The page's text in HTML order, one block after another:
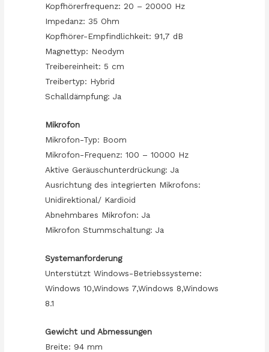
Kopfhörerfrequenz: 20 – 20000 Hz
Impedanz: 35 Ohm
Kopfhörer-Empfindlichkeit: 91,7 dB
Magnettyp: Neodym
Treibereinheit: 5 cm
Treibertyp: Hybrid
Schalldämpfung: Ja
Mikrofon
Mikrofon-Typ: Boom
Mikrofon-Frequenz: 100 – 10000 Hz
Aktive Geräuschunterdrückung: Ja
Ausrichtung des integrierten Mikrofons:
Unidirektional/ Kardioid
Abnehmbares Mikrofon: Ja
Mikrofon Stummschaltung: Ja
Systemanforderung
Unterstützt Windows-Betriebssysteme:
Windows 10,Windows 7,Windows 8,Windows
8.1
Gewicht und Abmessungen
Breite: 94 mm